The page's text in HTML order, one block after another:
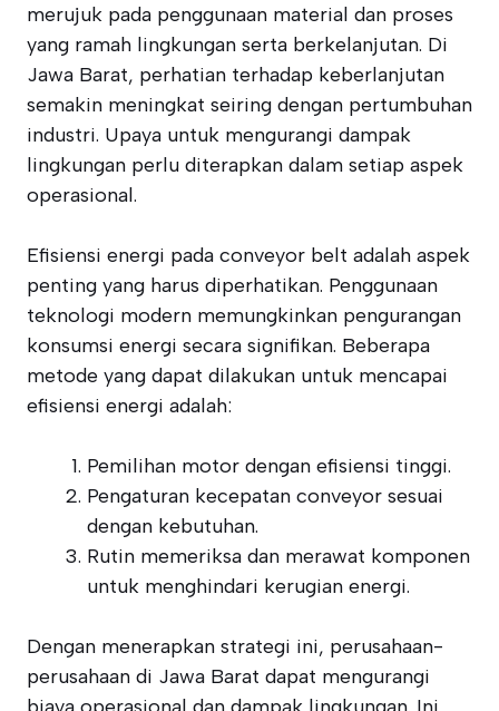
merujuk pada penggunaan material dan proses
yang ramah lingkungan serta berkelanjutan. Di
Jawa Barat, perhatian terhadap keberlanjutan
semakin meningkat seiring dengan pertumbuhan
industri. Upaya untuk mengurangi dampak
lingkungan perlu diterapkan dalam setiap aspek
operasional.
Efisiensi energi pada conveyor belt adalah aspek
penting yang harus diperhatikan. Penggunaan
teknologi modern memungkinkan pengurangan
konsumsi energi secara signifikan. Beberapa
metode yang dapat dilakukan untuk mencapai
efisiensi energi adalah:
Pemilihan motor dengan efisiensi tinggi.
Pengaturan kecepatan conveyor sesuai
dengan kebutuhan.
Rutin memeriksa dan merawat komponen
untuk menghindari kerugian energi.
Dengan menerapkan strategi ini, perusahaan-
perusahaan di Jawa Barat dapat mengurangi